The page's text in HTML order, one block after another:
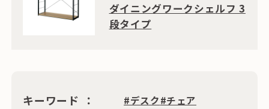
ダイニングワークシェルフ 3
段タイプ
キーワード #デスク#チェア